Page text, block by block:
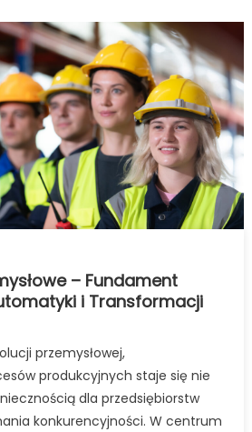
– Fundament
i Transformacji
przemysłowej,
produkcyjnych staje się nie
dla przedsiębiorstw
konkurencyjności. W centrum